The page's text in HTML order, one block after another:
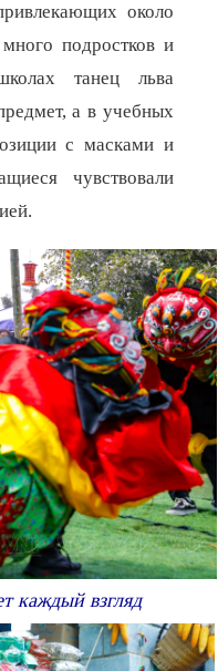
около
подростков и
танец льва
а в учебных
с масками и
чувствовали
каждый взгляд